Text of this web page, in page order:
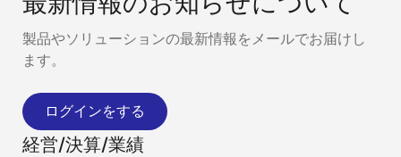
製品やソリューションの最新情報をメールでお届けし
ます。
ログインをする
経営/決算/業績